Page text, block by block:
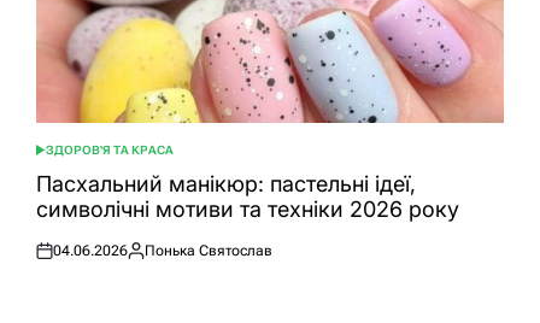
ОПУБЛІКУВАТИ
У
ЗДОРОВ'Я ТА КРАСА
Пасхальний манікюр: пастельні ідеї,
символічні мотиви та техніки 2026 року
Оприлюднено
04.06.2026
Опубліковано
Понька Святослав